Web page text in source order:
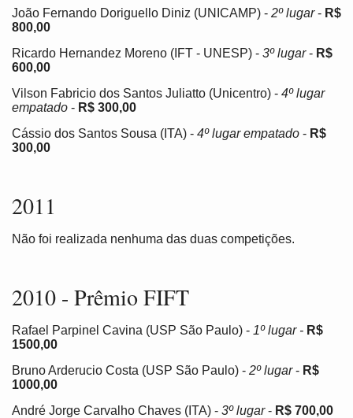
João Fernando Doriguello Diniz (UNICAMP) - 2º lugar- R$
800,00
Ricardo Hernandez Moreno (IFT - UNESP) - 3º lugar- R$
600,00
Vilson Fabricio dos Santos Juliatto (Unicentro) - 4º lugar
empatado - R$ 300,00
Cássio dos Santos Sousa (ITA) - 4º lugar empatado - R$
300,00
2011
Não foi realizada nenhuma das duas competições.
2010 - Prêmio FIFT
Rafael Parpinel Cavina (USP São Paulo) - 1º lugar - R$
1500,00
Bruno Arderucio Costa (USP São Paulo) - 2º lugar- R$
1000,00
André Jorge Carvalho Chaves (ITA) - 3º lugar- R$ 700,00